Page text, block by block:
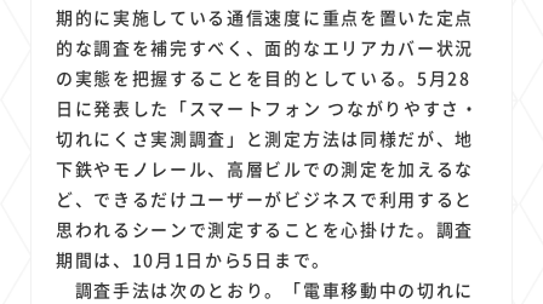
期的に実施している通信速度に重点を置いた定点
的な調査を補完すべく、面的なエリアカバー状況
の実態を把握することを目的としている。5月28
日に発表した「スマートフォン つながりやすさ・
切れにくさ実測調査」と測定方法は同様だが、地
下鉄やモノレール、高層ビルでの測定を加えるな
ど、できるだけユーザーがビジネスで利用すると
思われるシーンで測定することを心掛けた。調査
期間は、10月1日から5日まで。
調査手法は次のとおり。「電車移動中の切れに